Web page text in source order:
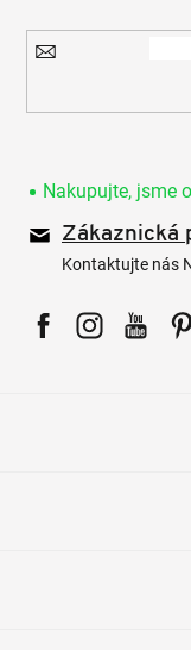
Nakupujte, jsme
Zákaznická
Kontaktujte nás